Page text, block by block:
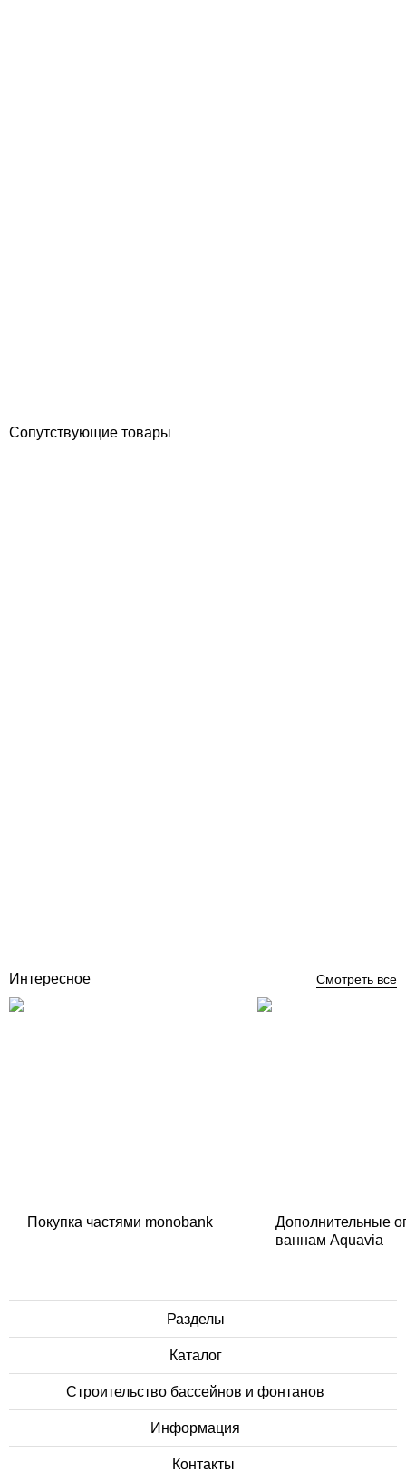
Сопутствующие товары
Интересное Смотреть все
Покупка частями monobank
Дополнительные
ваннам Aquavia
Разделы
Каталог
Строительство бассейнов и фонтанов
Информация
Контакты